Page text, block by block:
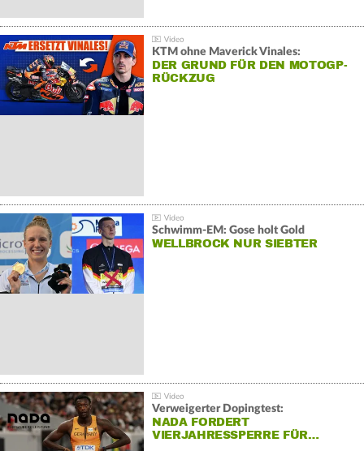
KTM ohne Maverick Vinales:
DER GRUND FÜR DEN MOTOGP-
RÜCKZUG
Schwimm-EM: Gose holt Gold
WELLBROCK NUR SIEBTER
Verweigerter Dopingtest:
NADA FORDERT
VIERJAHRESSPERRE FÜR…